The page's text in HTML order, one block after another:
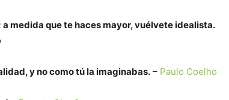
medida que te haces mayor, vuélvete idealista.
y no como tú la imaginabas. – Paulo Coelho